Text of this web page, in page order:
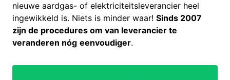
nieuwe aardgas- of elektriciteitsleverancier heel
ingewikkeld is. Niets is minder waar!Sinds 2007
zijn de procedures om van leverancier te
veranderen nóg eenvoudiger.